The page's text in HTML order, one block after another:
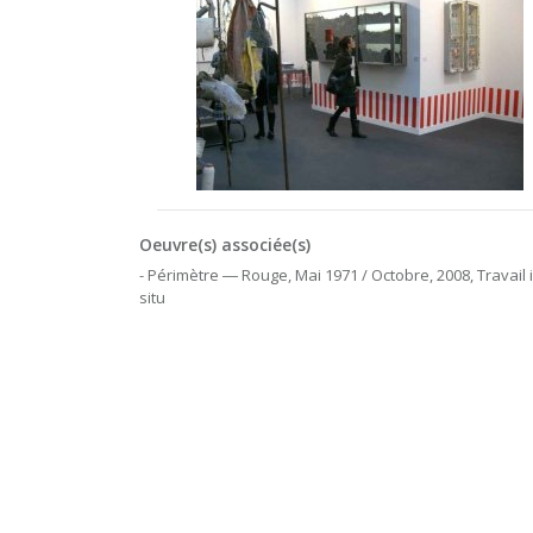
Oeuvre(s) associée(s)
- Périmètre ― Rouge, Mai 1971 / Octobre, 2008, Travail
situ